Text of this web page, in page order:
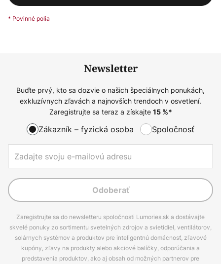
Newsletter
Buďte prvý, kto sa dozvie o našich špeciálnych ponukách,
exkluzívnych zľavách a najnovších trendoch v osvetlení.
Zaregistrujte sa teraz a získajte 15%*
Zákazník – fyzická osoba Spoločnosť
Odoberať
Zaregistrujte sa do newsletteru spoločnosti Lumories.sk a dostávajte
skvelé ponuky zo sortimentu svetelných zdrojov a svietidiel, ventilátorov,
solárnych systémov a produktov pre inteligentnú domácnosť, zľavové
kupóny, zľavy na produkty alebo akciové balíčky, odporúčania a
predstavenia produktov, ako aj obsah od možných partnerov pre